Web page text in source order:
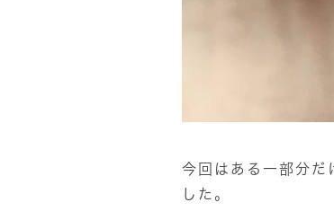
今回はある一部分だ
した。